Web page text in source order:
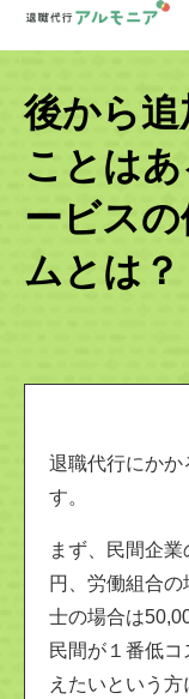
後から
ことは
ービス
ムとは？
退職代行にかか
す。
まず、民間企
円、労働組合
士の場合は
民間が１番低
えたいという